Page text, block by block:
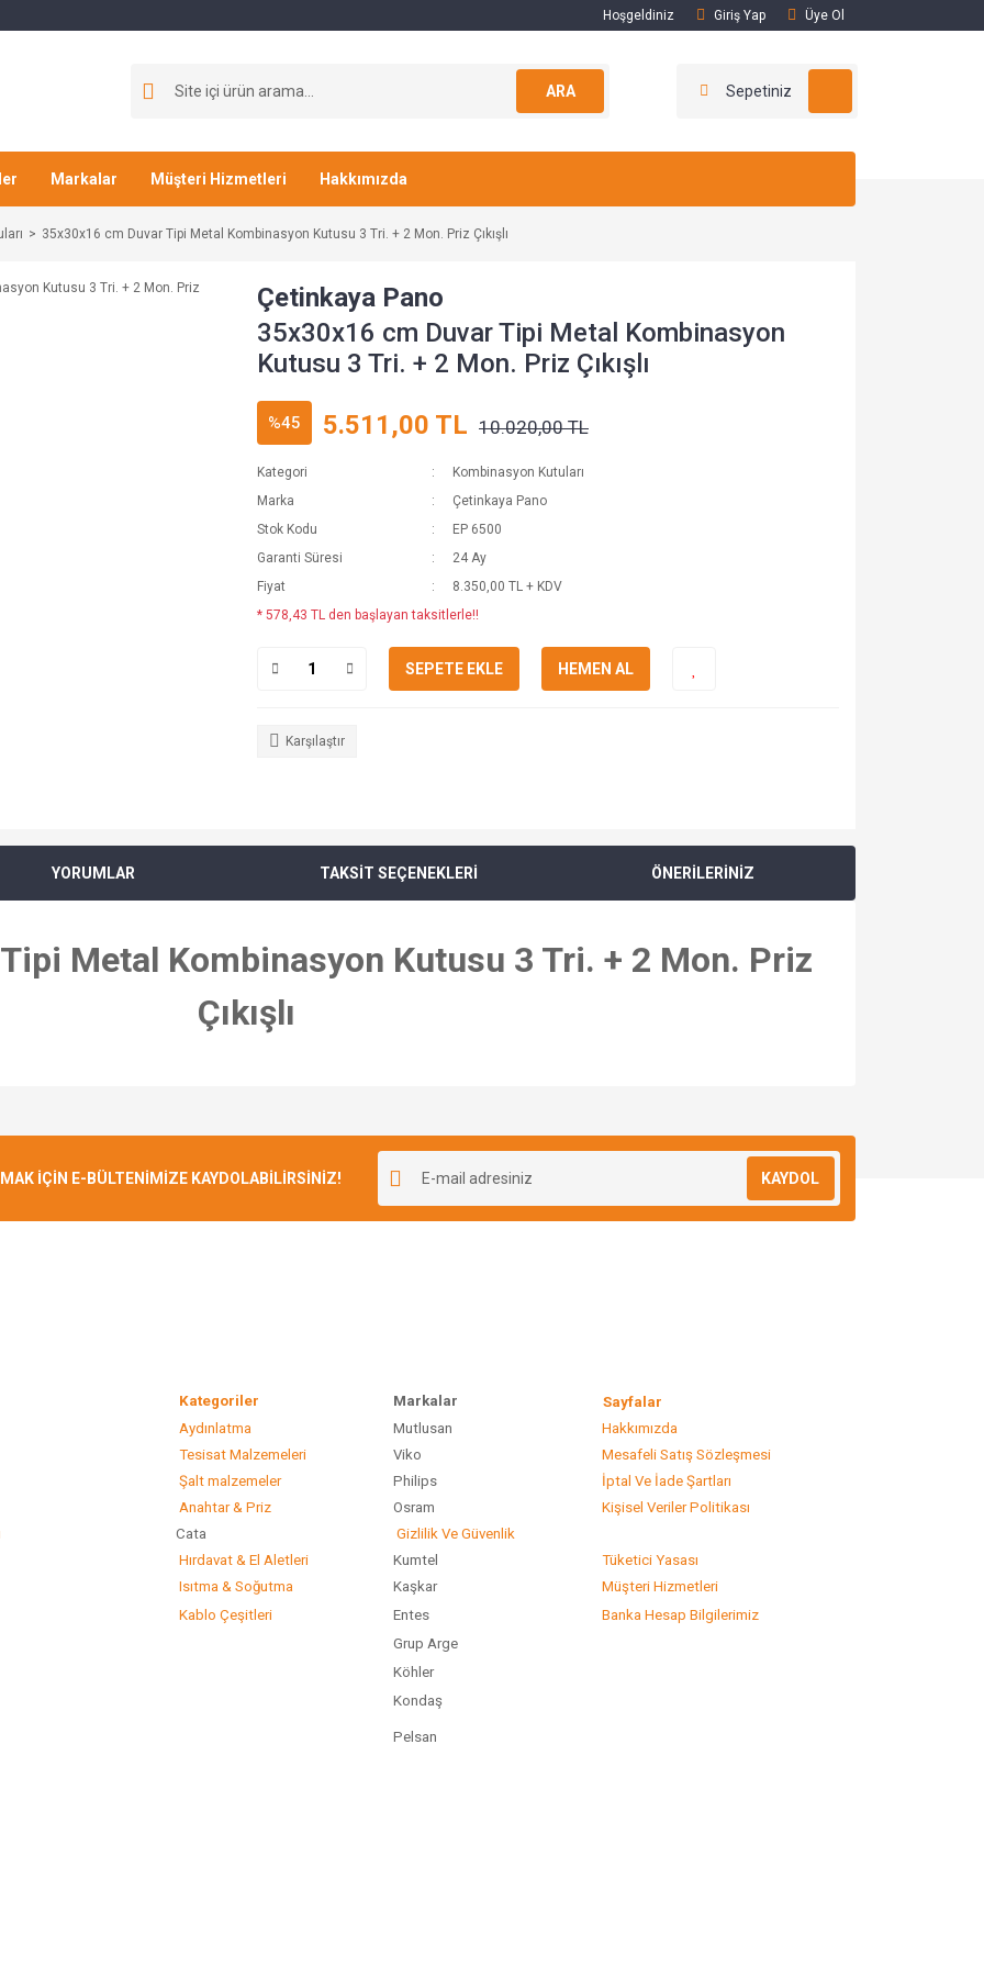
Hoşgeldiniz Giriş Yap Üye Ol
ARA Sepetiniz
Markalar Müşteri Hizmetleri Hakkımızda
35x30x16 cm Duvar Tipi Metal Kombinasyon Kutusu 3 Tri. + 2 Mon. Priz Çıkışlı
Çetinkaya Pano
35x30x16 cm Duvar Tipi Metal Kombinasyon
Kutusu 3 Tri. + 2 Mon. Priz Çıkışlı
%45 5.511,00 TL 10.020,00 TL
Kategori
Kombinasyon Kutuları
Marka
Çetinkaya Pano
Stok Kodu
EP 6500
Garanti Süresi
24 Ay
Fiyat
8.350,00 TL + KDV
* 578,43 TL den başlayan taksitlerle!!
SEPETE EKLE HEMEN AL
Karşılaştır
YORUMLAR TAKSİT SEÇENEKLERİ ÖNERİLERİNİZ
Metal Kombinasyon Kutusu 3 Tri. + 2 Mon. Priz
Çıkışlı
İÇİN E-BÜLTENİMİZE KAYDOLABİLİRSİNİZ! KAYDOL
Kategoriler Markalar Sayfalar
Aydınlatma Mutlusan Hakkımızda
Tesisat Malzemeleri Viko Mesafeli Satış Sözleşmesi
Şalt malzemeler Philips İptal Ve İade Şartları
Anahtar & Priz Osram Kişisel Veriler Politikası
Cata
Gizlilik Ve Güvenlik
Hırdavat & El Aletleri
Kumtel Tüketici Yasası
Isıtma & Soğutma Kaşkar
Müşteri Hizmetleri
Kablo Çeşitleri
Entes
Banka Hesap Bilgilerimiz
Grup Arge
Köhler
Kondaş
Pelsan